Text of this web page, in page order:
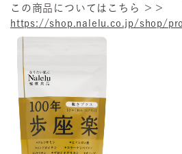
この商品についてはこちら ＞＞
https://shop.nalelu.co.jp/shop/